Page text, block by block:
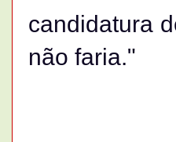
candidatura
não faria."